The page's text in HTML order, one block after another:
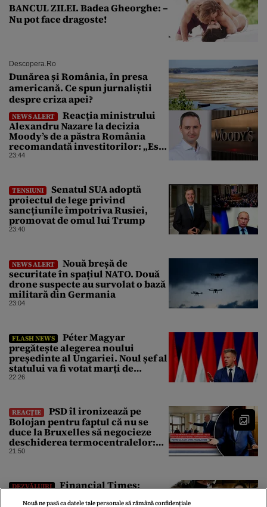
BANCUL ZILEI. Badea Gheorghe: –
Nu pot face dragoste!
Descopera.ro
Dunărea și România, în presa
americană. Ce spun jurnaliștii
despre criza apei?
NEWS ALERT
Reacția ministrului
Alexandru Nazare la decizia
Moody’s de a păstra România
recomandată investitorilor: „Este
un răgaz, dar în niciun caz un
23:44
TENSIUNI
Senatul SUA adoptă
proiectul de lege privind
sancțiunile împotriva Rusiei,
promovat de omul lui Trump
23:40
NEWS ALERT
Nouă breșă de
securitate în spațiul NATO. Două
drone suspecte au survolat o bază
militară din Germania
23:04
FLASH NEWS
Péter Magyar
pregătește alegerea noului
președinte al Ungariei. Noul șef al
statului va fi votat marți de
Parlament
22:26
REACȚIE
PSD îl ironizează pe
Bolojan pentru faptul că nu se
duce la Bruxelles să negocieze
deschiderea termocentralelor:
„Pentru că a dat afară
21:50
DEZVĂLUIRI
Financial Times:
Nouă ne pasă ca datele tale personale să rămână confidențiale